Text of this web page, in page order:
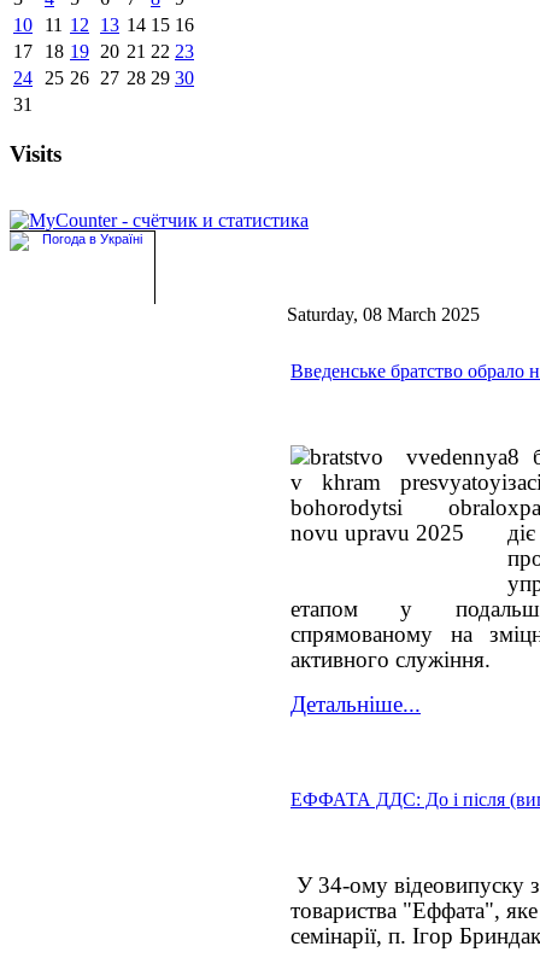
10
11 12 13 14 15 16
17
18 19 20 21 22 23
24
25 26 27 28 29 30
31
Visits
Saturday, 08 March 2025
Введенське братство обрало
8
етапом у
спрямованому на
активного служіння.
Детальніше...
ЕФФАТА ДДС: До і після
У 34-ому відеовипуску
товариства "Еффата",
семінарії, п. Ігор